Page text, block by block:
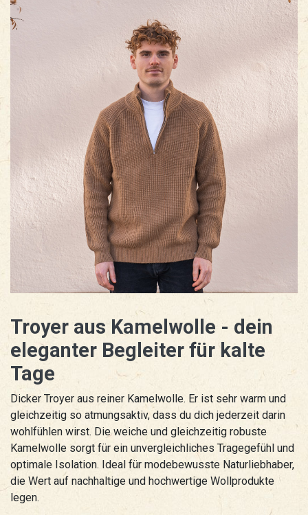
Troyer aus Kamelwolle - dein
eleganter Begleiter für kalte
Tage
Dicker Troyer aus reiner Kamelwolle. Er ist sehr warm und
gleichzeitig so atmungsaktiv, dass du dich jederzeit darin
wohlfühlen wirst. Die weiche und gleichzeitig robuste
Kamelwolle sorgt für ein unvergleichliches Tragegefühl und
optimale Isolation. Ideal für modebewusste Naturliebhaber,
die Wert auf nachhaltige und hochwertige Wollprodukte
legen.